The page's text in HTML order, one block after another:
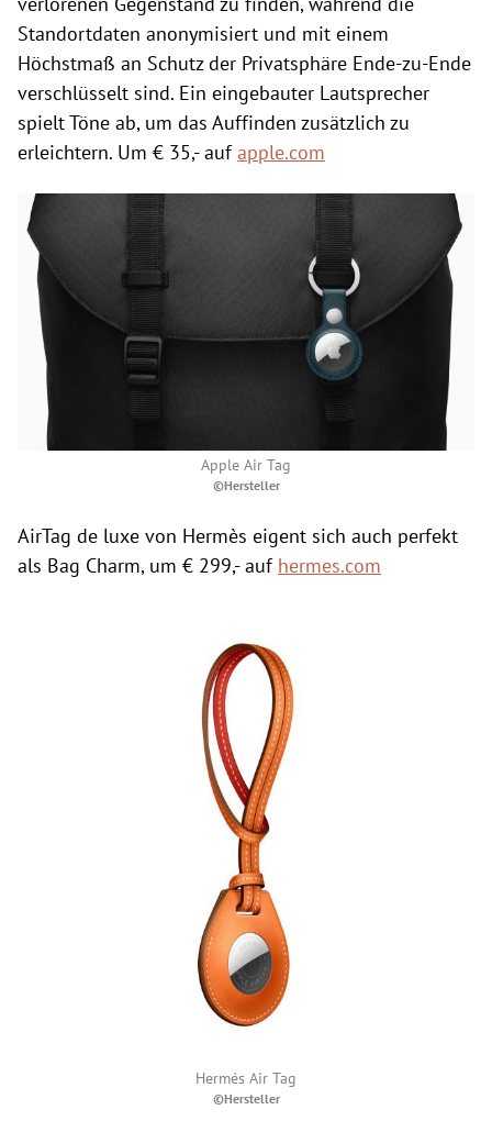
Standortdaten anonymisiert und mit einem
Höchstmaß an Schutz der Privatsphäre Ende-zu-Ende
verschlüsselt sind. Ein eingebauter Lautsprecher
spielt Töne ab, um das Auffinden zusätzlich zu
erleichtern. Um € 35,- aufapple.com
Apple Air Tag
©Hersteller
AirTag de luxe von Hermès eigent sich auch perfekt
als Bag Charm, um € 299,- auf hermes.com
Hermés Air Tag
©Hersteller